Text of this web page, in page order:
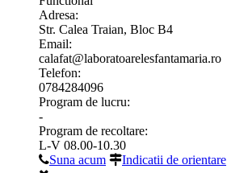
Adresa:
Str. Calea Traian, Bloc B4
Email:
calafat@laboratoarelesfantamaria.ro
Telefon:
0784284096
Program de lucru:
-
Program de recoltare:
L-V 08.00-10.30
Suna acum
Indicatii de orientare